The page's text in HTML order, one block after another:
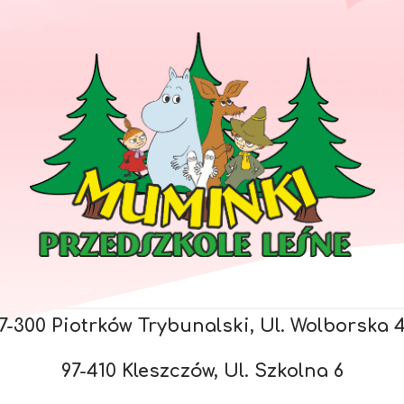
300 Piotrków Trybunalski, Ul. Wolborska
97-410 Kleszczów, Ul. Szkolna 6